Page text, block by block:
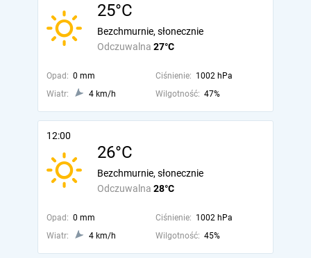
25°C
Odczuwalna 27°C
Bezchmurnie, słonecznie
Opad: 0 mm Ciśnienie: 1002 hPa
Wiatr:
4 km/h Wilgotność: 47%
12:00
26°C
Odczuwalna 28°C
Bezchmurnie, słonecznie
Opad: 0 mm Ciśnienie: 1002 hPa
Wiatr:
4 km/h Wilgotność: 45%